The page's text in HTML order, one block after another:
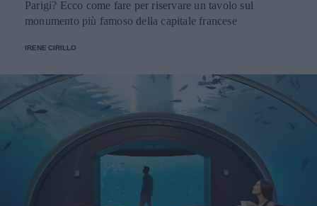
Parigi? Ecco come fare per riservare un tavolo sul
monumento più famoso della capitale francese
IRENE CIRILLO